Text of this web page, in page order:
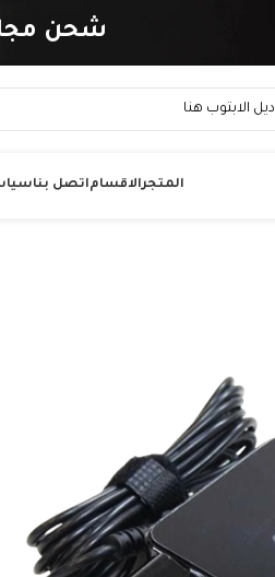
شحن
المتجرالاقساماتصل بنا